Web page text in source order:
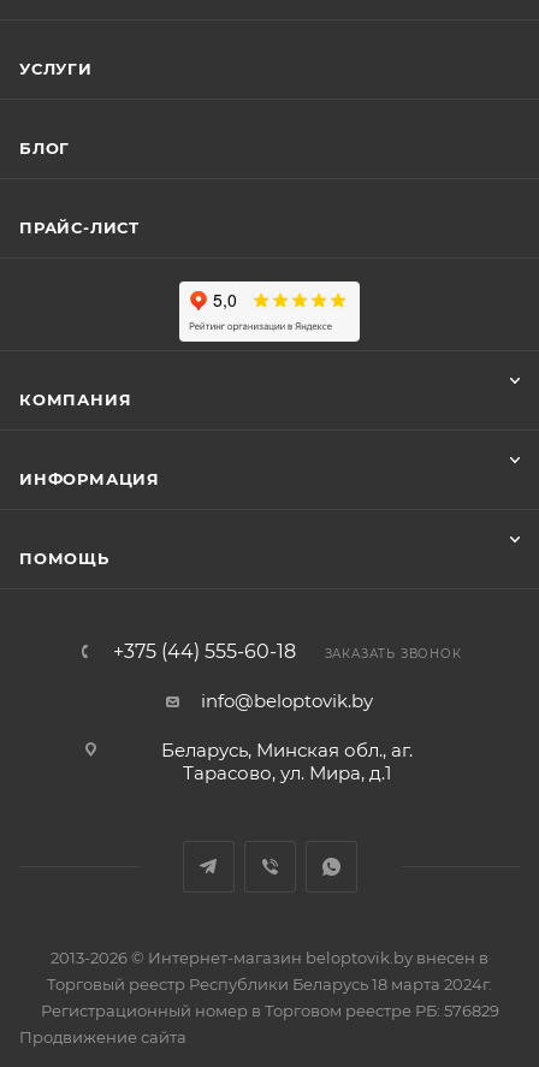
УСЛУГИ
БЛОГ
ПРАЙС-ЛИСТ
КОМПАНИЯ
ИНФОРМАЦИЯ
ПОМОЩЬ
+375 (44) 555-60-18 ЗАКАЗАТЬ ЗВОНОК
info@beloptovik.by
Беларусь, Минская обл., аг.
Тарасово, ул. Мира, д.1
2013-2026 © Интернет-магазин beloptovik.by внесен в
Торговый реестр Республики Беларусь 18 марта 2024г.
Регистрационный номер в Торговом реестре РБ: 576829
Продвижение сайта